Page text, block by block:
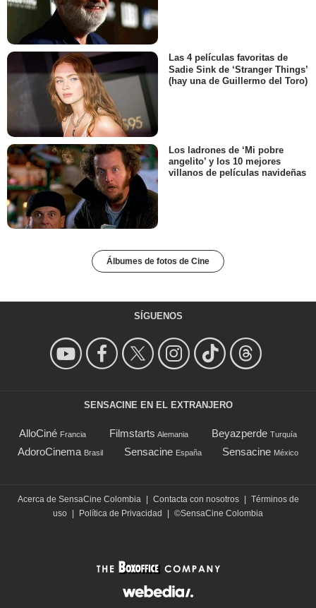
Las 4 películas favoritas de
Sadie Sink de ‘Stranger Things’
(hay una de Guillermo del Toro)
Los ladrones de ‘Mi pobre
angelito’ y los 10 mejores
villanos de películas navideñas
Álbumes de fotos de Cine
SÍGUENOS
SENSACINE EN EL EXTRANJERO
AlloCiné Francia Filmstarts Alemania Beyazperde Turquía
AdoroCinema Brasil Sensacine España Sensacine México
Acerca de SensaCine Colombia Contacta con nosotros
Términos de
uso
Política de Privacidad ©SensaCine Colombia